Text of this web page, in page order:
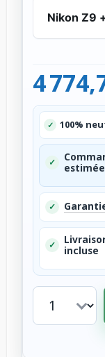
Nikon Z9
4
✓ 100%
✓
✓
✓
incluse